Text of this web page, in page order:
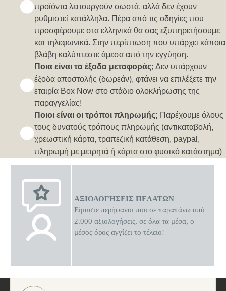
προϊόντα λειτουργούν σωστά, αλλά δεν έχουν
ρυθμιστεί κατάλληλα. Πέρα από τις οδηγίες που
προσφέρουμε στα ελληνικά θα σας εξυπηρετήσουμε
και τηλεφωνικά. Στην περίπτωση που υπάρχει κάποια
βλάβη καλύπτεστε άμεσα από την εγγύηση.
Ποια είναι τα έξοδα μεταφοράς; Δεν υπάρχουν
έξοδα αποστολής (δωρεάν), φτάνει να επιλέξετε την
εταιρία Box Now στο στάδιο ολοκλήρωσης της
παραγγελίας!
Ποιοι είναι οι τρόποι πληρωμής; Παρέχουμε όλους
τους δυνατούς τρόπους πληρωμής (αντικαταβολή,
χρεωστική κάρτα, τραπεζική κατάθεση, paypal,
πληρωμή με μετρητά ή κάρτα στο φυσικό κατάστημα)
ΑΞΙΟΛΟΓΗΣΕΙΣ ΠΕΛΑΤΩΝ
Είμαστε περήφανοι που σε παραπάνω από
2.000 αξιολογήσεις, σε όλα τα μέσα, ο
μέσος όρος αγγίζει το τέλειο!